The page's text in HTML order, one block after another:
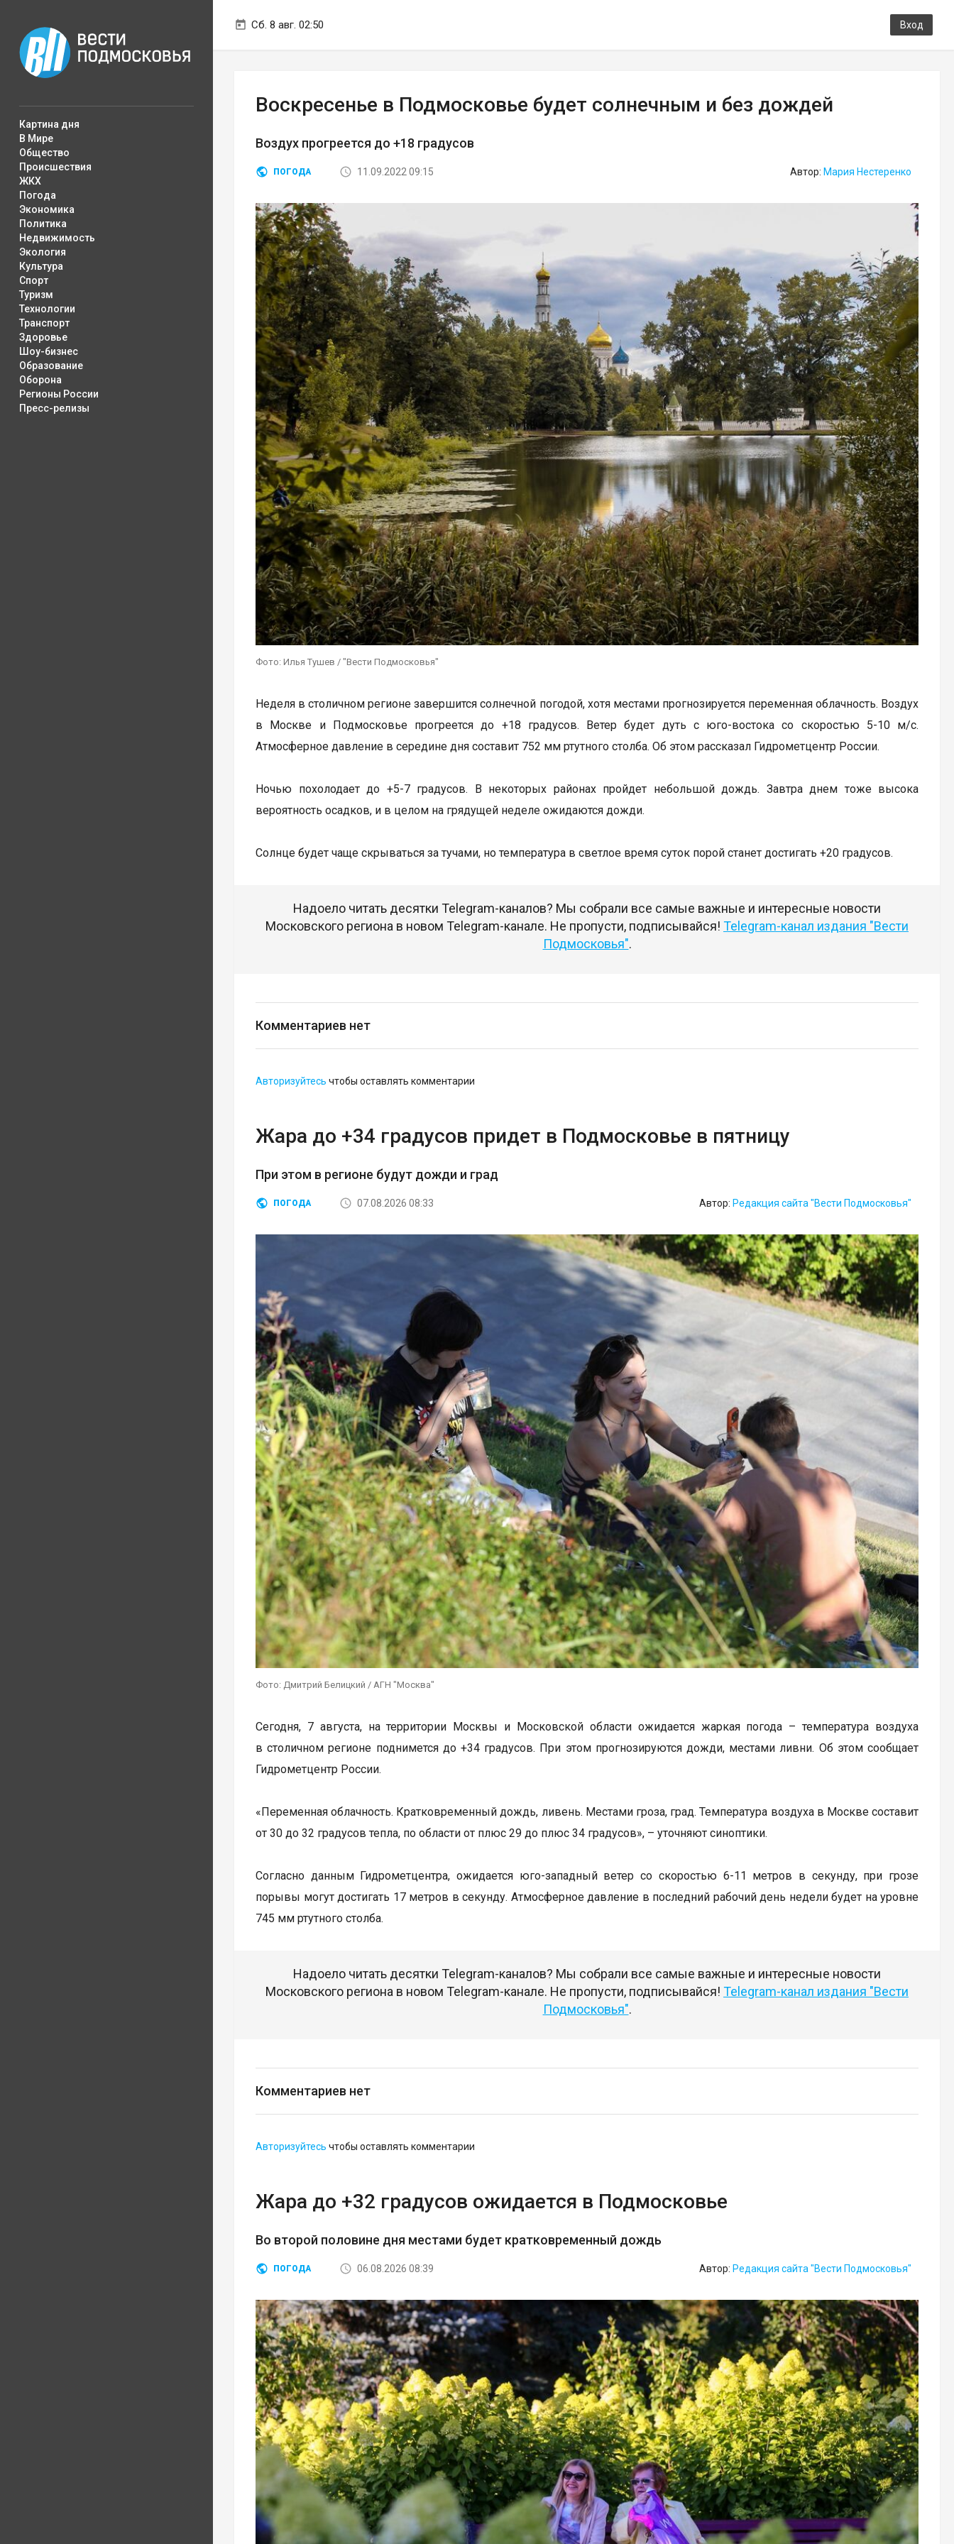
Сб. 8 авг. 02:50 Вход
Картина дня
В Мире
Общество
Происшествия
ЖКХ
Погода
Экономика
Политика
Недвижимость
Экология
Культура
Спорт
Туризм
Технологии
Транспорт
Здоровье
Шоу-бизнес
Образование
Оборона
Регионы России
Пресс-релизы
Воскресенье в Подмосковье будет солнечным и без дождей
Воздух прогреется до +18 градусов
ПОГОДА 11.09.2022 09:15 Автор: Мария Нестеренко
Фото: Илья Тушев / "Вести Подмосковья"
Неделя в столичном регионе завершится солнечной погодой, хотя местами прогнозируется переменная облачность. Воздух
в Москве и Подмосковье прогреется до +18 градусов. Ветер будет дуть с юго-востока со скоростью 5-10 м/с.
Атмосферное давление в середине дня составит 752 мм ртутного столба. Об этом рассказал Гидрометцентр России.
Ночью похолодает до +5-7 градусов. В некоторых районах пройдет небольшой дождь. Завтра днем тоже высока
вероятность осадков, и в целом на грядущей неделе ожидаются дожди.
Солнце будет чаще скрываться за тучами, но температура в светлое время суток порой станет достигать +20 градусов.
Надоело читать десятки Telegram-каналов? Мы собрали все самые важные и интересные новости
Московского региона в новом Telegram-канале. Не пропусти, подписывайся! Telegram-канал издания "Вести
Подмосковья".
Комментариев нет
Авторизуйтесь чтобы оставлять комментарии
Жара до +34 градусов придет в Подмосковье в пятницу
При этом в регионе будут дожди и град
ПОГОДА 07.08.2026 08:33 Автор: Редакция сайта "Вести Подмосковья"
Фото: Дмитрий Белицкий / АГН "Москва"
Сегодня, 7 августа, на территории Москвы и Московской области ожидается жаркая погода – температура воздуха
в столичном регионе поднимется до +34 градусов. При этом прогнозируются дожди, местами ливни. Об этом сообщает
Гидрометцентр России.
«Переменная облачность. Кратковременный дождь, ливень. Местами гроза, град. Температура воздуха в Москве составит
от 30 до 32 градусов тепла, по области от плюс 29 до плюс 34 градусов», – уточняют синоптики.
Согласно данным Гидрометцентра, ожидается юго-западный ветер со скоростью 6-11 метров в секунду, при грозе
порывы могут достигать 17 метров в секунду. Атмосферное давление в последний рабочий день недели будет на уровне
745 мм ртутного столба.
Надоело читать десятки Telegram-каналов? Мы собрали все самые важные и интересные новости
Московского региона в новом Telegram-канале. Не пропусти, подписывайся! Telegram-канал издания "Вести
Подмосковья".
Комментариев нет
Авторизуйтесь чтобы оставлять комментарии
Жара до +32 градусов ожидается в Подмосковье
Во второй половине дня местами будет кратковременный дождь
ПОГОДА 06.08.2026 08:39 Автор: Редакция сайта "Вести Подмосковья"